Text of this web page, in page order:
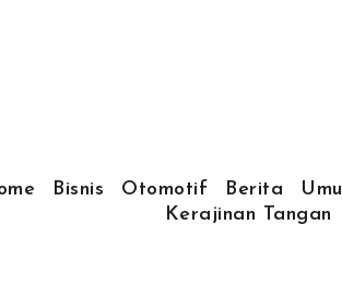
Bisnis Otomotif Berita
Kerajinan Tangan